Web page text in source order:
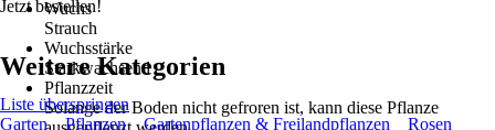
Wuchs
Strauch
Wuchsstärke
Starkwachsend
Pflanzzeit
Solange der Boden nicht gefroren ist, kann diese Pflanze
Jetzt bestellen!
Weitere Kategorien
Liste überspringen
Garten
Pflanzen Gartenpflanzen & Freilandpflanzen
Rosen